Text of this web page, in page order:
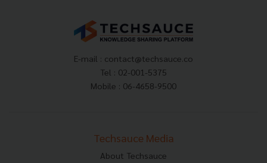
E-mail : contact@techsauce.co
Tel : 02-001-5375
Mobile : 06-4658-9500
Techsauce Media
About Techsauce